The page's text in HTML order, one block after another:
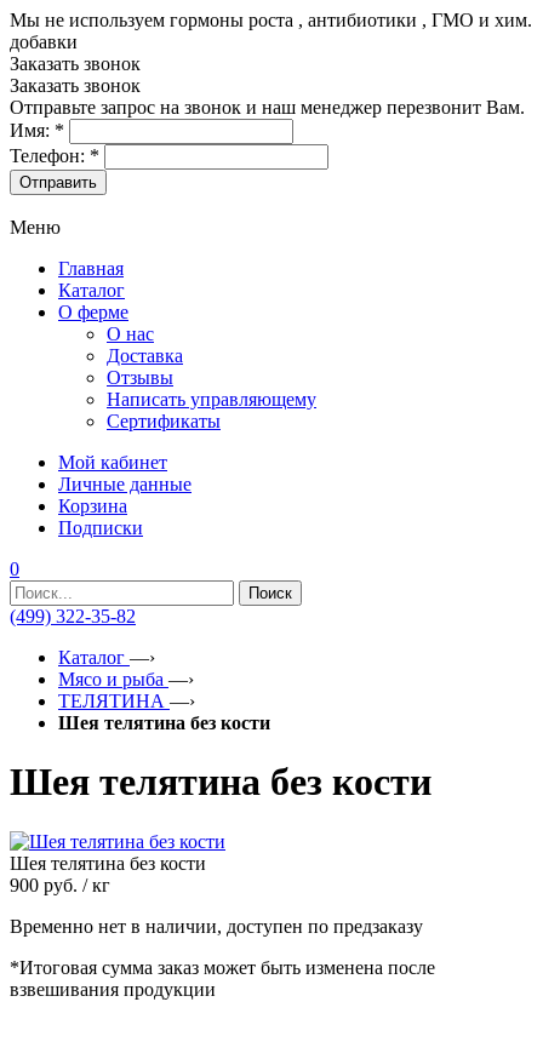
Мы не используем гормоны роста , антибиотики , ГМО и хим.
добавки
Заказать звонок
Заказать звонок
Отправьте запрос на звонок и наш менеджер перезвонит Вам.
Имя: *
Телефон: *
Меню
Главная
Каталог
О ферме
О нас
Доставка
Отзывы
Написать управляющему
Сертификаты
Мой кабинет
Личные данные
Корзина
Подписки
0
Поиск
(499) 322-35-82
Каталог —›
Мясо и рыба —›
ТЕЛЯТИНА —›
Шея телятина без кости
Шея телятина без кости
Шея телятина без кости
900 руб. / кг
Временно нет в наличии, доступен по предзаказу
*Итоговая сумма заказ может быть изменена после
взвешивания продукции